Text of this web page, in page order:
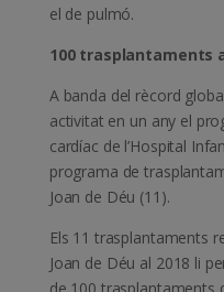
el de pulmó.
100 trasplantaments
A banda del rècord
activitat en un any el
cardíac de l’Hospital
programa de
Joan de Déu (11).
Els 11 trasplantaments
Joan de Déu al 2018 li